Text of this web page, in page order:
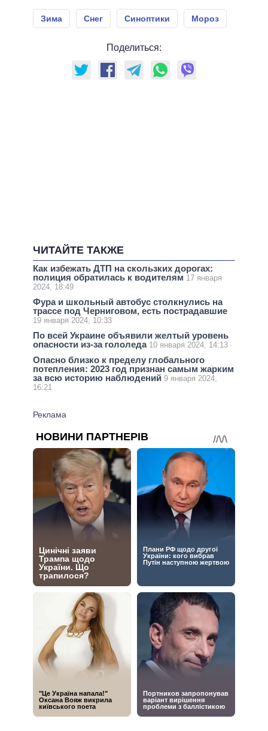
Зима Снег Синоптики Мороз
Поделиться:
ЧИТАЙТЕ ТАКЖЕ
Как избежать ДТП на скользких дорогах:
полиция обратилась к водителям 17 января
2024, 18:49
Фура и школьный автобус столкнулись на
трассе под Черниговом, есть пострадавшие
19 января 2024, 10:33
По всей Украине объявили желтый уровень
опасности из-за гололеда 10 января 2024, 14:13
Опасно близко к пределу глобального
потепления: 2023 год признан самым жарким
за всю историю наблюдений 9 января 2024,
16:21